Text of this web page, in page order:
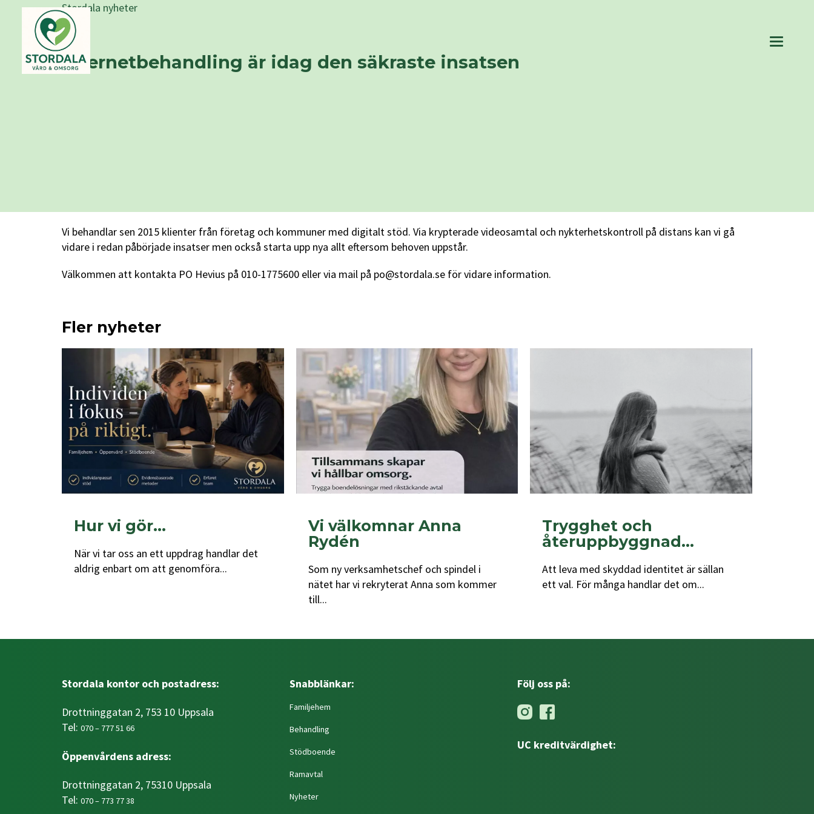
Stordala nyheter
Internetbehandling är idag den säkraste insatsen
Vi behandlar sen 2015 klienter från företag och kommuner med digitalt stöd. Via krypterade videosamtal och nykterhetskontroll på distans kan vi gå
vidare i redan påbörjade insatser men också starta upp nya allt eftersom behoven uppstår.
Välkommen att kontakta PO Hevius på 010-1775600 eller via mail på po@stordala.se för vidare information.
Fler nyheter
Hur vi gör…
När vi tar oss an ett uppdrag handlar det
aldrig enbart om att genomföra...
Vi välkomnar Anna
Rydén
Som ny verksamhetschef och spindel i
nätet har vi rekryterat Anna som kommer
till...
Trygghet och
återuppbyggnad...
Att leva med skyddad identitet är sällan
ett val. För många handlar det om...
Stordala kontor och postadress:
Drottninggatan 2, 753 10 Uppsala
Tel: 070 – 777 51 66
Öppenvårdens adress:
Drottninggatan 2, 75310 Uppsala
Tel: 070 – 773 77 38
Snabblänkar:
Familjehem
Behandling
Stödboende
Ramavtal
Nyheter
Följ oss på:
UC kreditvärdighet: